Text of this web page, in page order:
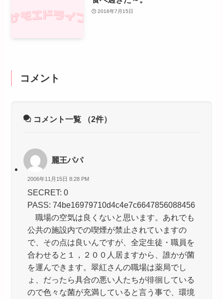
2016年7月15日
コメント
コメント一覧 （2件）
麗王パパ
2006年11月15日 8:28 PM
SECRET: 0
PASS: 74be16979710d4c4e7c6647856088456
職場の空気は良くないと思います。あれでも
公共の施設内での喫煙が禁止されていますの
で、その点は良いんですが、全定生徒・職員を
合わせると１，２００人居ますから、誰かが菌
を運んできます。翠紅さんの職場は薬局でし
ょ、だったら具合の悪い人たちが徘徊している
ので色々な菌が充満していると言う事で、環境